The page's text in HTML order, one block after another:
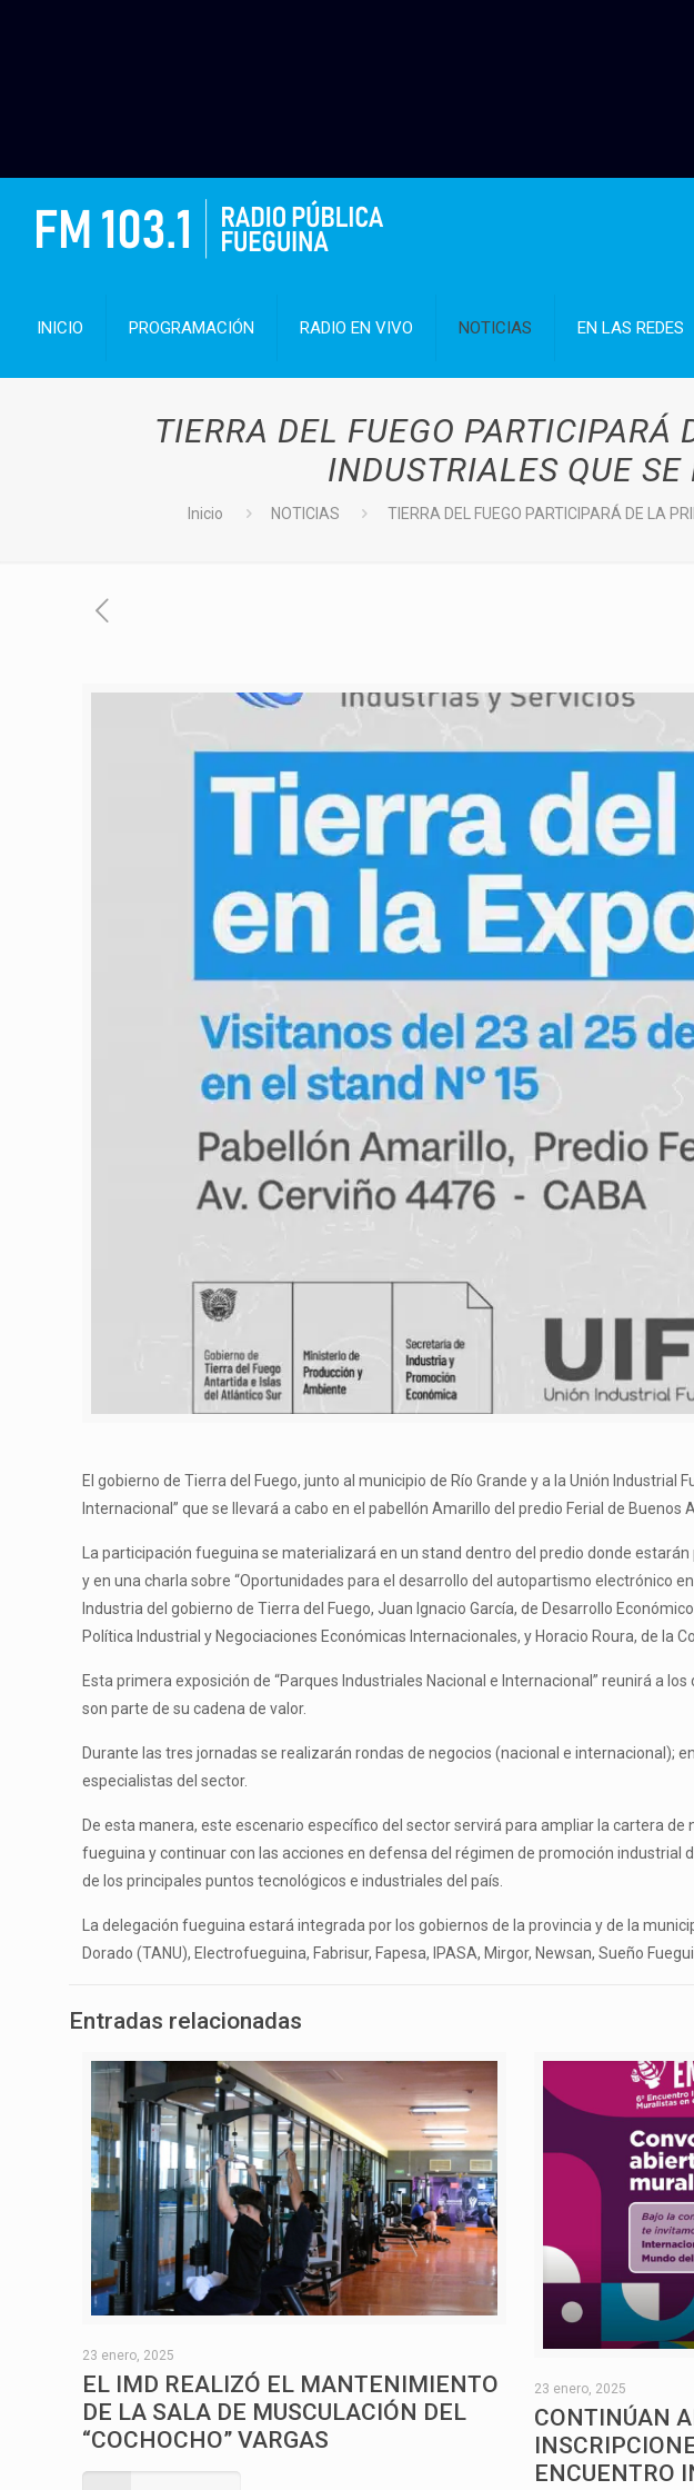
INICIO PROGRAMACIÓN RADIO EN VIVO NOTICIAS EN LAS REDES
TIERRA DEL FUEGO
INDUSTRIALES QUE
Inicio NOTICIAS TIERRA DEL FUEGO PARTICIPARÁ DE LA
El gobierno de Tierra del Fuego, junto al municipio de Río Grande y a la Unión
Internacional” que se llevará a cabo en el pabellón Amarillo del predio Ferial de Buenos
La participación fueguina se materializará en un stand dentro del predio donde estarán
y en una charla sobre “Oportunidades para el desarrollo del autopartismo electrónico
Industria del gobierno de Tierra del Fuego, Juan Ignacio García, de Desarrollo
Política Industrial y Negociaciones Económicas Internacionales, y Horacio Roura, de la
Esta primera exposición de “Parques Industriales Nacional e Internacional” reunirá a
son parte de su cadena de valor.
Durante las tres jornadas se realizarán rondas de negocios (nacional e internacional);
especialistas del sector.
De esta manera, este escenario específico del sector servirá para ampliar la cartera
fueguina y continuar con las acciones en defensa del régimen de promoción
de los principales puntos tecnológicos e industriales del país.
La delegación fueguina estará integrada por los gobiernos de la provincia y de la
Dorado (TANU), Electrofueguina, Fabrisur, Fapesa, IPASA, Mirgor, Newsan, Sueño
Entradas relacionadas
23 enero, 2025
EL IMD REALIZÓ EL MANTENIMIENTO
DE LA SALA DE MUSCULACIÓN DEL
“COCHOCHO” VARGAS
23 enero, 2025
CONTINÚAN
ENCUENTRO